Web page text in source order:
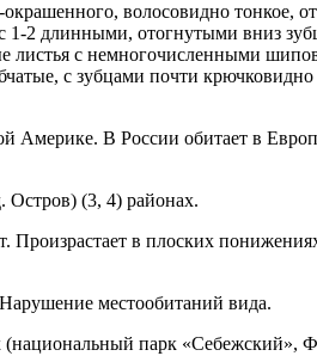
окрашенного, волосовид­но
1-2 длинны­ми, отогнутыми вниз
листья с немногочисленными
с зубцами почти
Америке. В России оби­тает в
Остров) (3, 4) районах.
в пло­ских
местооби­таний вида.
парк «Себежский»,